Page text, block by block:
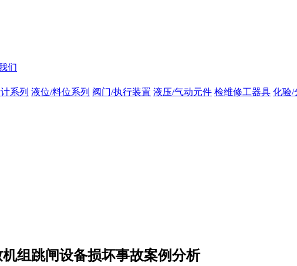
们
系列 液位/料位系列 阀门/执行装置 液压/气动元件 检维修工器具 化验/
组跳闸设备损坏事故案例分析